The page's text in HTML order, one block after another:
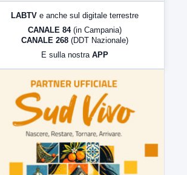
LabNews (Diretta)
LabNews (replica)
LABTV e anche sul digitale terrestre
CANALE 84 (in Campania)
CANALE 268 (DDT Nazionale)
E sulla nostra APP